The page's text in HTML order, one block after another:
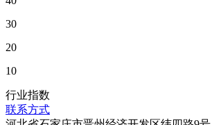
30
20
10
行业指数
联系方式